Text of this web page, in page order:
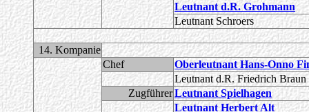
Leutnant d.R. Grohmann
Leutnant Schroers
14. Kompanie
Chef
Oberleutnant Hans-Onno
Leutnant d.R. Friedrich Braun
ZugführerLeutnant Spielhagen
Leutnant Herbert Alt